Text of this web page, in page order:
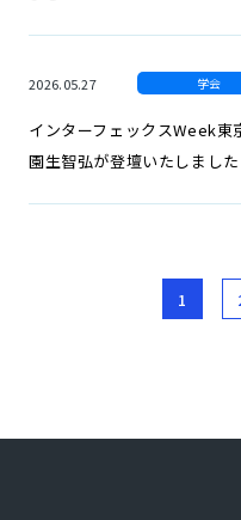
2026.05.27 学会
インターフェックスWeek
園生智弘が登壇いたしました
1